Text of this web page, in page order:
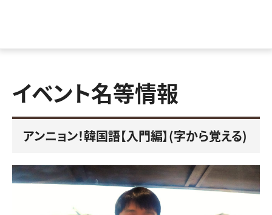
イベント名等情報
アンニョン！韓国語【入門編】(字から覚える)